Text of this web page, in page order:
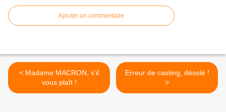
Ajouter un commentaire
< Madame MACRON, s’il
vous plaît !
Erreur de casting, désolé !
>